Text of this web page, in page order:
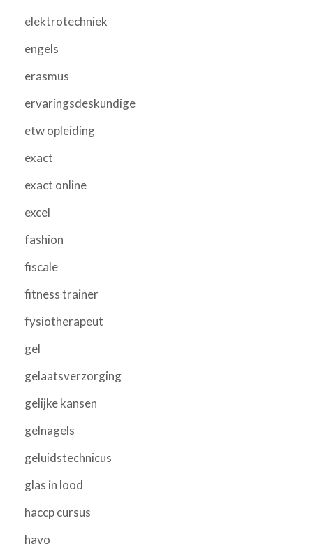
elektrotechniek
engels
erasmus
ervaringsdeskundige
etw opleiding
exact
exact online
excel
fashion
fiscale
fitness trainer
fysiotherapeut
gel
gelaatsverzorging
gelijke kansen
gelnagels
geluidstechnicus
glas in lood
haccp cursus
havo